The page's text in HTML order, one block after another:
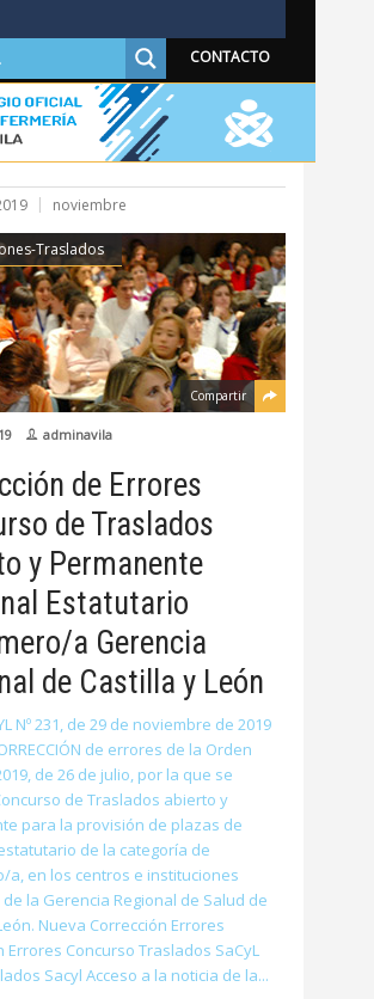
CONTACTO
noviembre
Traslados
Compartir
adminavila
de Errores
de Traslados
y Permanente
Estatutario
a Gerencia
de Castilla y León
Nº 231, de 29 de noviembre de 2019
de errores de la Orden
de 26 de julio, por la que se
de Traslados abierto y
para la provisión de plazas de
de la categoría de
a, en los centros e instituciones
la Gerencia Regional de Salud de
Nueva Corrección Errores
Errores Concurso Traslados SaCyL
Sacyl Acceso a la noticia de la